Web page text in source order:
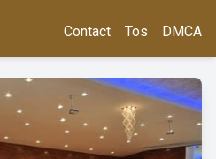
Contact Tos DMCA